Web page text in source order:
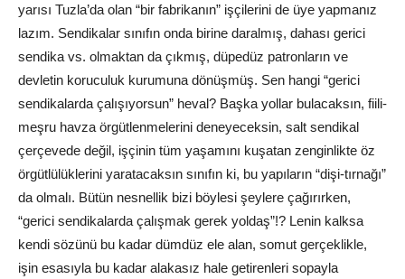
yarısı Tuzla’da olan “bir fabrikanın” işçilerini de üye yapmanız
lazım. Sendikalar sınıfın onda birine daralmış, dahası gerici
sendika vs. olmaktan da çıkmış, düpedüz patronların ve
devletin koruculuk kurumuna dönüşmüş. Sen hangi “gerici
sendikalarda çalışıyorsun” heval? Başka yollar bulacaksın, fiili-
meşru havza örgütlenmelerini deneyeceksin, salt sendikal
çerçevede değil, işçinin tüm yaşamını kuşatan zenginlikte öz
örgütlülüklerini yaratacaksın sınıfın ki, bu yapıların “dişi-tırnağı”
da olmalı. Bütün nesnellik bizi böylesi şeylere çağırırken,
“gerici sendikalarda çalışmak gerek yoldaş”!? Lenin kalksa
kendi sözünü bu kadar dümdüz ele alan, somut gerçeklikle,
işin esasıyla bu kadar alakasız hale getirenleri sopayla